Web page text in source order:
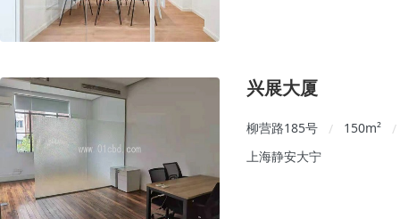
兴展大厦
柳营路185号 / 150m²
/
上海静安大宁